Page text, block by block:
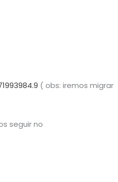
( obs: iremos migrar
seguir no